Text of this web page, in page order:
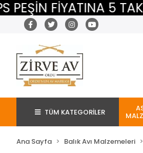
FİYATINA 5
TÜM KATEGORİLER
Ana Sayfa Balık Avı Malzemeleri